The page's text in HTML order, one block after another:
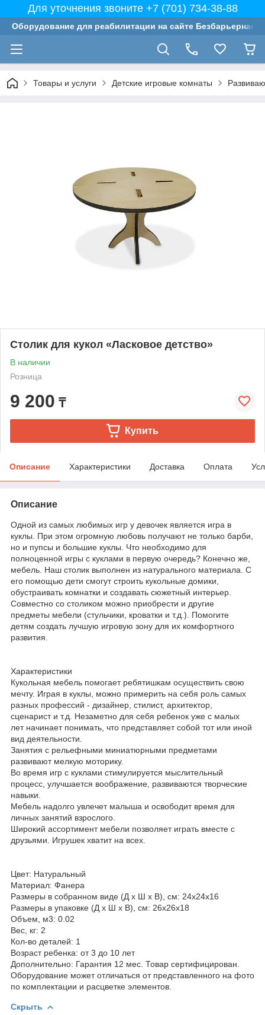
Для уточнения звоните +7 (701) 734-38-88
Оборудование для реабилитации на сайте Безбарьерная
Товары и услуги Детские игровые комнаты
Столик для кукол «Ласковое детство»
В наличии
Розница
9 200 ₸
Купить
Описание Характеристики Доставка Оплата
Описание
Одной из самых любимых игр у девочек является игра в
куклы. При этом огромную любовь получают не только барби,
но и пупсы и большие куклы. Что необходимо для
полноценной игры с куклами в первую очередь? Конечно же,
мебель. Наш столик выполнен из натурального материала. С
его помощью дети смогут строить кукольные домики,
обустраивать комнатки и создавать сюжетный интерьер.
Совместно со столиком можно приобрести и другие
предметы мебели (стульчики, кроватки и т.д.). Помогите
детям создать лучшую игровую зону для их комфортного
развития.
Характеристики
Кукольная мебель помогает ребятишкам осуществить свою
мечту. Играя в куклы, можно примерить на себя роль самых
разных профессий - дизайнер, стилист, архитектор,
сценарист и т.д. Незаметно для себя ребенок уже с малых
лет начинает понимать, что представляет собой тот или иной
вид деятельности.
Занятия с рельефными миниатюрными предметами
развивают мелкую моторику.
Во время игр с куклами стимулируется мыслительный
процесс, улучшается воображение, развиваются творческие
навыки.
Мебель надолго увлечет малыша и освободит время для
личных занятий взрослого.
Широкий ассортимент мебели позволяет играть вместе с
друзьями. Игрушек хватит на всех.
Цвет: Натуральный
Материал: Фанера
Размеры в собранном виде (Д х Ш х В), см: 24x24x16
Размеры в упаковке (Д х Ш х В), см: 26х26х18
Объем, м3: 0.02
Вес, кг: 2
Кол-во деталей: 1
Возраст ребенка: от 3 до 10 лет
Дополнительно: Гарантия 12 мес. Товар сертифицирован.
Оборудование может отличаться от представленного на фото
по комплектации и расцветке элементов.
Скрыть